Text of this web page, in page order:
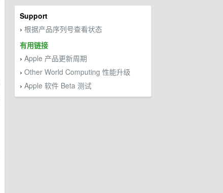
Support
› 根据产品序列号查看状态
有用链接
› Apple 产品更新周期
› Other World Computing 性能升级
› Apple 软件 Beta 测试